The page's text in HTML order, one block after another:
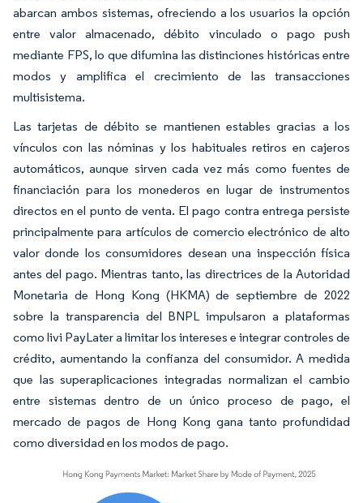
abarcan ambos sistemas, ofreciendo a los usuarios la opción
entre valor almacenado, débito vinculado o pago push
mediante FPS, lo que difumina las distinciones históricas entre
modos y amplifica el crecimiento de las transacciones
multisistema.
Las tarjetas de débito se mantienen estables gracias a los
vínculos con las nóminas y los habituales retiros en cajeros
automáticos, aunque sirven cada vez más como fuentes de
financiación para los monederos en lugar de instrumentos
directos en el punto de venta. El pago contra entrega persiste
principalmente para artículos de comercio electrónico de alto
valor donde los consumidores desean una inspección física
antes del pago. Mientras tanto, las directrices de la Autoridad
Monetaria de Hong Kong (HKMA) de septiembre de 2022
sobre la transparencia del BNPL impulsaron a plataformas
como livi PayLater a limitar los intereses e integrar controles de
crédito, aumentando la confianza del consumidor. A medida
que las superaplicaciones integradas normalizan el cambio
entre sistemas dentro de un único proceso de pago, el
mercado de pagos de Hong Kong gana tanto profundidad
como diversidad en los modos de pago.